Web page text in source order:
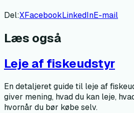
Del:XFacebookLinkedInE-mail
Læs også
Leje af fiskeudstyr
En detaljeret guide til leje af
giver mening, hvad du kan leje,
hvornår du bør købe selv.